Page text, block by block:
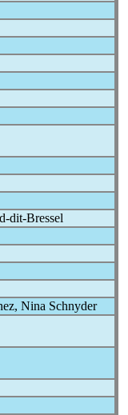
dit-Bressel
Nina Schnyder